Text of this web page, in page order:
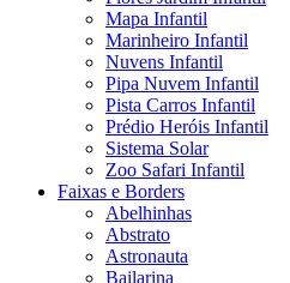
Mapa Infantil
Marinheiro Infantil
Nuvens Infantil
Pipa Nuvem Infantil
Pista Carros Infantil
Prédio Heróis Infantil
Sistema Solar
Zoo Safari Infantil
Faixas e Borders
Abelhinhas
Abstrato
Astronauta
Bailarina